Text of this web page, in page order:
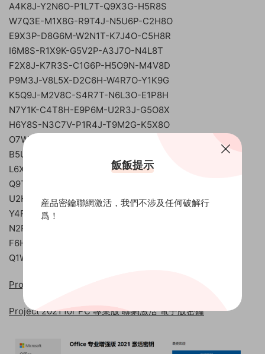
A4K8J-Y2N6O-P1L7T-Q9X3G-H5R8S
W7Q3E-M1X8G-R9T4J-N5U6P-C2H8O
E9X3P-D8G6M-W2N1T-K7J4O-C5H8R
I6M8S-R1X9K-G5V2P-A3J7O-N4L8T
F2X8J-K7R3S-C1G6P-H5O9N-M4V8D
P9M3J-V8L5X-D2C6H-W4R7O-Y1K9G
K5Q9J-M2V8C-S4R7T-N6L3O-E1P8H
N7Y1K-C4T8H-E9P6M-U2R3J-G5O8X
H6Y8S-N3C7V-P1R4J-T9M2G-K5X8O
O7W1Q-N6Y9T-C4X8J-P3H5M-G2R8S
B5U9K-G8X3M-I2R6L-F4P7H-J1N9O
L6X9C-T2G8K-P1M7O-R3J5H-V4N8S
Q9T2J-H3R7O-C8X5P-A6M4D-G1N8K
U2H4K-R8M3N-F5X6J-C7V9P-G1L8O
Y4R8T-V9S6M-H3J1P-X2C7O-G5N8K
N2R8S-M7H1J-D9C6P-K4X5O-V8G3K
F6H9O-U4C1P-L8M3J-R5X7N-T2G8K
Q1W7K-Y2G8S-R6O3J-P4X9T-M5N8H
Project 2019 for PC 專業版 官網兌換綁定 電子版密鑰
Project 2021 for PC 專業版 聯網激活 電子版密鑰
飯飯提示
産品密鑰聯網激活，我們不涉及任何破解行
爲！